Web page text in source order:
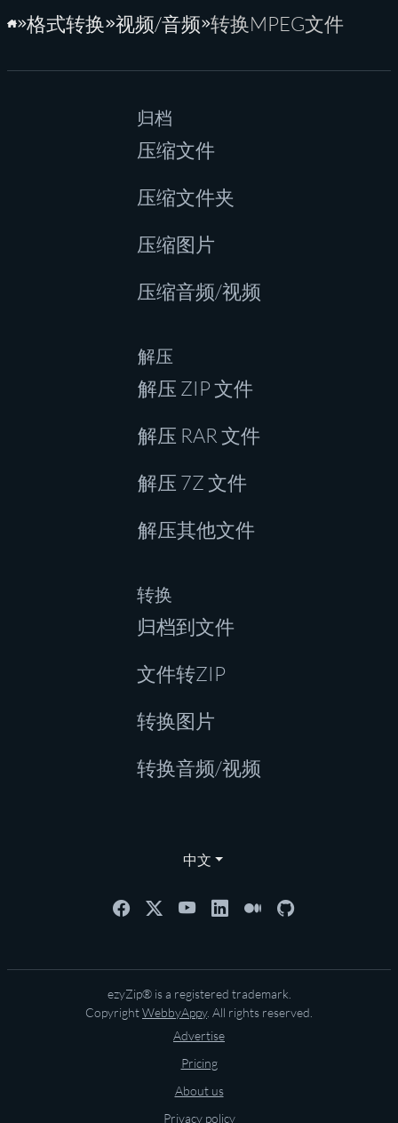
主页
格式转换 视频/音频 转换MPEG文件
归档
压缩文件
压缩文件夹
压缩图片
压缩音频/视频
解压
解压 ZIP 文件
解压 RAR 文件
解压 7Z 文件
解压其他文件
转换
归档到文件
文件转ZIP
转换图片
转换音频/视频
中文
ezyZip® is a registered trademark.
CopyrightWebbyAppy. All rights reserved.
Advertise
Pricing
About us
Privacy policy